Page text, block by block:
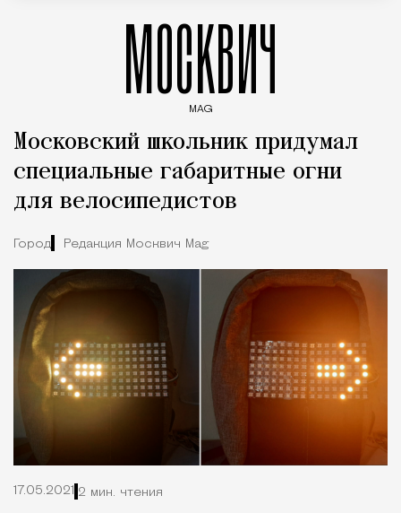
МОСКВИЧ
MAG
Московский школьник придумал
специальные габаритные огни
для велосипедистов
Город Редакция Москвич Mag
17.05.2021 2 мин. чтения